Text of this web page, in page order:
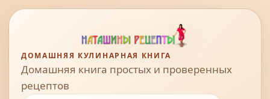
ДОМАШНЯЯ КУЛИНАРНАЯ КНИГА
Домашняя книга простых и проверенных
рецептов